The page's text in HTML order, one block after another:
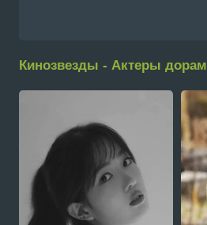
Кинозвезды - Актеры дорам